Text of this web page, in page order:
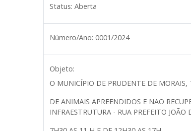
Status: Aberta
Número/Ano: 0001/2024
Objeto:
O MUNICÍPIO DE PRUDENTE DE
DE ANIMAIS APREENDIDOS E NÃO
INFRAESTRUTURA - RUA PREFEITO